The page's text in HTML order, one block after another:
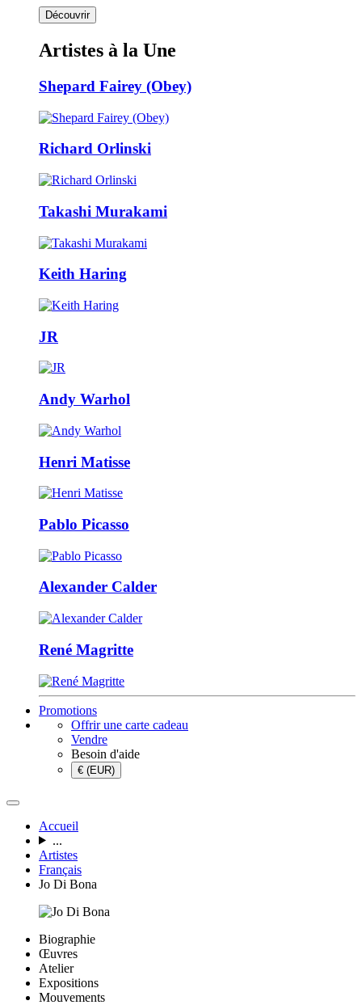
Découvrir
Artistes à la Une
Shepard Fairey (Obey)
Richard Orlinski
Takashi Murakami
Keith Haring
JR
Andy Warhol
Henri Matisse
Pablo Picasso
Alexander Calder
René Magritte
Promotions
Offrir une carte cadeau
Vendre
Besoin d'aide
€ (EUR)
Accueil
...
Artistes
Français
Jo Di Bona
Biographie
Œuvres
Atelier
Expositions
Mouvements